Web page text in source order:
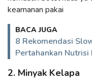
keamanan pakai
BACA JUGA
8 Rekomendasi
Pertahankan Nutrisi
2. Minyak Kelapa